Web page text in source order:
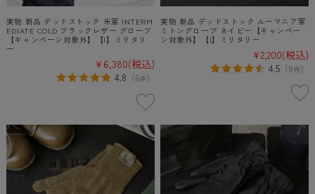
実物 新品 デッドストック 米軍 INTERM
EDIATE COLD ブラックレザー グローブ
【キャンペーン対象外】【I】ミリタリ
ー
¥6,380(税込)
4.8 （6件）
実物 新品 デッドストック ルーマニア軍
ミトングローブ ネイビー【キャンペー
ン対象外】【I】ミリタリー
¥2,200(税込)
4.5 （8件）